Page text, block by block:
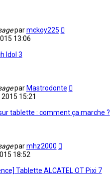
parmckoy225
13:06
Idol 3
par Mastrodonte
15:21
tablette : comment ça marche ?
parmhz2000
18:52
Tablette ALCATEL OT Pixi 7